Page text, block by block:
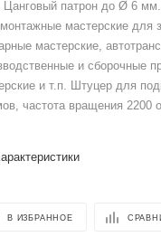
Цанговый патрон до Ø 6
мастерские для
мастерские,
и сборочные
и т.п. Штуцер для
частота вращения 2200
В ИЗБРАННОЕ